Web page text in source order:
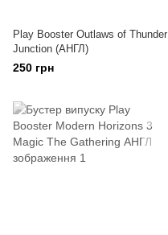
Play Booster Outlaws of Thunder
Junction (АНГЛ)
250 грн